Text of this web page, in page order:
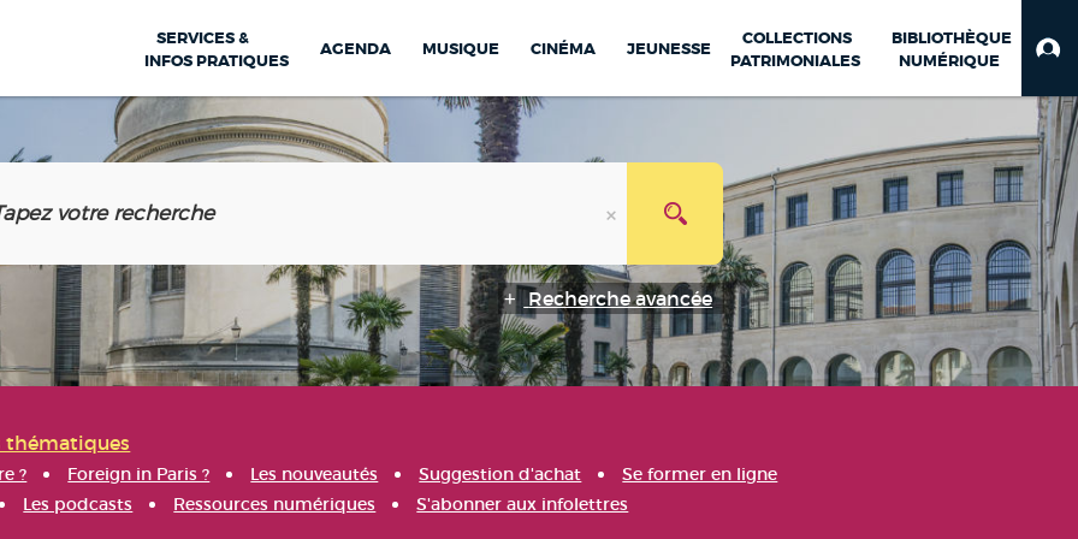
SERVICES &
INFOS PRATIQUES
AGENDA MUSIQUE CINÉMA JEUNESSE
COLLECTIONS
PATRIMONIALES
BIBLIOTHÈQUE
NUMÉRIQUE
Recherche avancée
thématiques
? Foreign in Paris ? Les nouveautés Suggestion d'achat
Se former en ligne
Les podcasts Ressources numériques S'abonner aux infolettres